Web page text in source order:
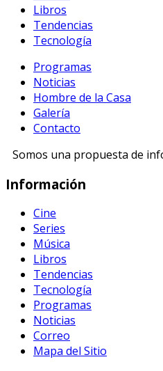
Libros
Tendencias
Tecnología
Programas
Noticias
Hombre de la Casa
Galería
Contacto
Somos una propuesta de
Información
Cine
Series
Música
Libros
Tendencias
Tecnología
Programas
Noticias
Correo
Mapa del Sitio